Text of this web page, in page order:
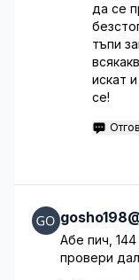
да се
тъпи
искат
се!
Абе пич,
провери